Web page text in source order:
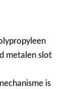
metalen slot
is